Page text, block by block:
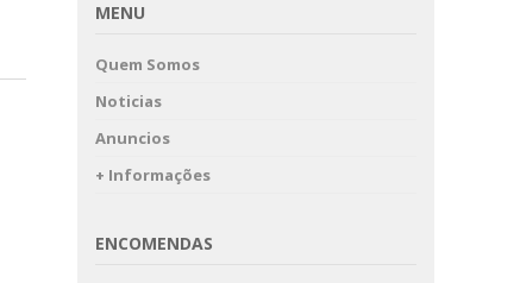
MENU
Quem Somos
Noticias
Anuncios
+ Informações
ENCOMENDAS